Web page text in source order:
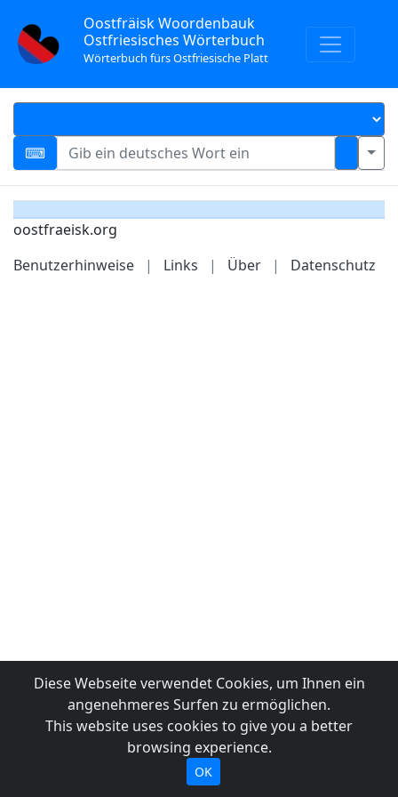
Oostfräisk Woordenbauk
Ostfriesisches Wörterbuch
Wörterbuch fürs Ostfriesische Platt
oostfraeisk.org
Benutzerhinweise
| Links | Über | Datenschutz
Diese Webseite verwendet Cookies, um Ihnen ein
angenehmeres Surfen zu ermöglichen.
This website uses cookies to give you a better
browsing experience.
OK